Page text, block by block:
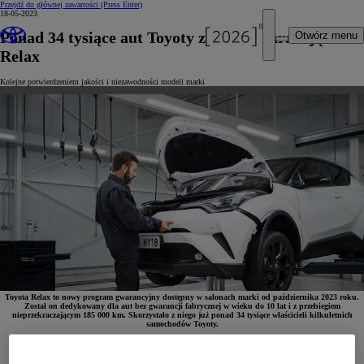
Przejdź do głównej zawartości (Press Enter)
Otwórz menu
18-05-2023
Ponad 34 tysiące aut Toyoty z nową gwarancją
Relax
Kolejne potwierdzeniem jakości i niezawodności modeli marki
Toyota Relax to nowy program gwarancyjny dostępny w salonach marki od października 2023 roku.
Został on dedykowany dla aut bez gwarancji fabrycznej w wieku do 10 lat i z przebiegiem
nieprzekraczającym 185 000 km. Skorzystało z niego już ponad 34 tysiące właścicieli kilkuletnich
samochodów Toyoty.